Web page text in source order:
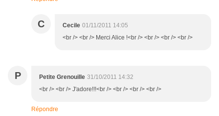
C Cecile 01/11/2011 14:05
<br /> <br /> Merci Alice !<br /> <br /> <br /> <br />
P Petite Grenouille 31/10/2011 14:32
<br /> <br /> J'adore!!!<br /> <br /> <br /> <br />
Répondre